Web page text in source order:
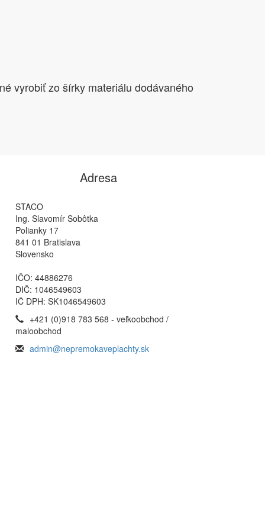
vyrobiť zo šírky materiálu dodávaného
Adresa
STACO
Ing. Slavomír Sobôtka
Polianky 17
841 01 Bratislava
Slovensko
IČO: 44886276
DIČ: 1046549603
IČ DPH: SK1046549603
+421 (0)918 783 568 - veľkoobchod /
maloobchod
admin@nepremokaveplachty.sk